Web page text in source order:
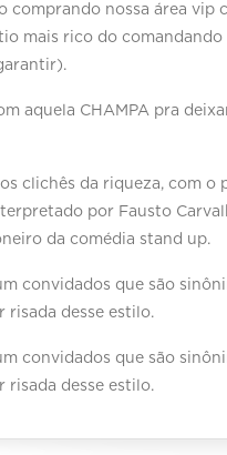
comprando nossa área
mais rico do
aquela CHAMPA pra
clichês da riqueza, com o
por Fausto
da comédia stand up.
convidados que são
risada desse estilo.
convidados que são
risada desse estilo.